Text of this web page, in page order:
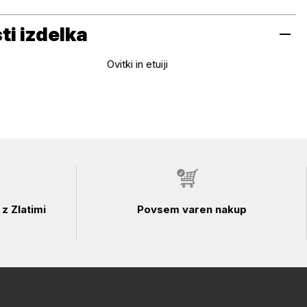
izdelka
Ovitki in etuiji
Zlatimi Povsem varen nakup